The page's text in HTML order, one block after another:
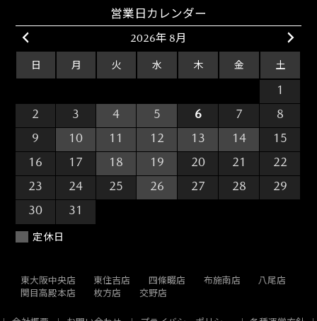
営業日カレンダー
2026年 8月
日 月 火 水 木 金 土
1
2
3 4 5 6 7
8
9
10 11 12 13 14
15
16
17 18 19 20 21
22
23
24 25 26 27 28
29
30
31
定休日
東大阪中央店 東住吉店 四條畷店 布施南店
八尾店
関目高殿本店
枚方店 交野店